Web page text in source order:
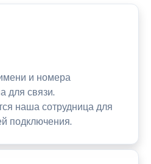
и номера
для связи.
наша сотрудница для
подключения.